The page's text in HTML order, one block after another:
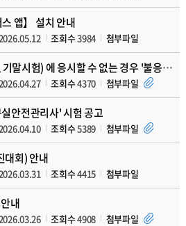
앱】 설치 안내
조회수3984 첨부파일
※ 중요! 시험( 중간, 수시, 기말시험) 에 응시할 수 없는 경우 '불응시 신고서' 제출 안내
조회수4370 첨부파일
안전관리사' 시험 공고
조회수5389 첨부파일
대회) 안내
조회수4415 첨부파일
내
조회수4908 첨부파일